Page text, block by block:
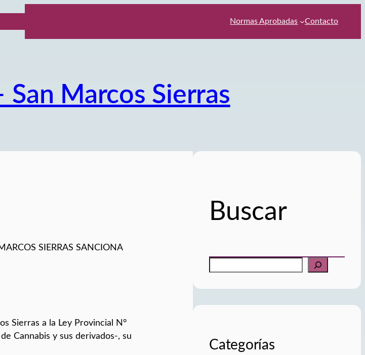
Normas Aprobadas Contacto
Marcos Sierras
SIERRAS SANCIONA
Sierras a la Ley Provincial N°
Cannabis y sus derivados-, su
Buscar
s
Categorías